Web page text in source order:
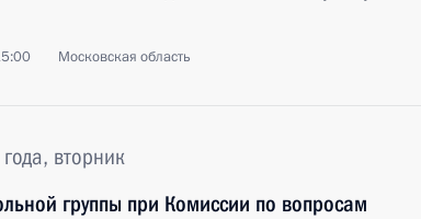
Московская область
вторник
группы при Комиссии по вопросам